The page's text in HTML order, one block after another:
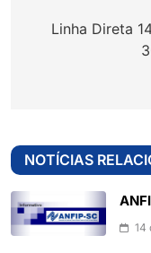
Post
Linha Direta
NOTÍCIAS
14